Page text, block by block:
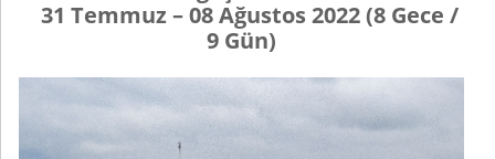
31 Temmuz – 08 Ağustos2022(8 Gece /
9 Gün)